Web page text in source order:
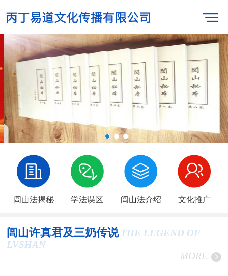
闾山法揭秘 学法误区 闾山法介绍 文化推广
闾山许真君及三奶传说 THE LEGEND OF
LVSHAN
MORE